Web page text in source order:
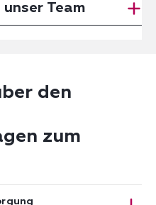
Team
den
zum